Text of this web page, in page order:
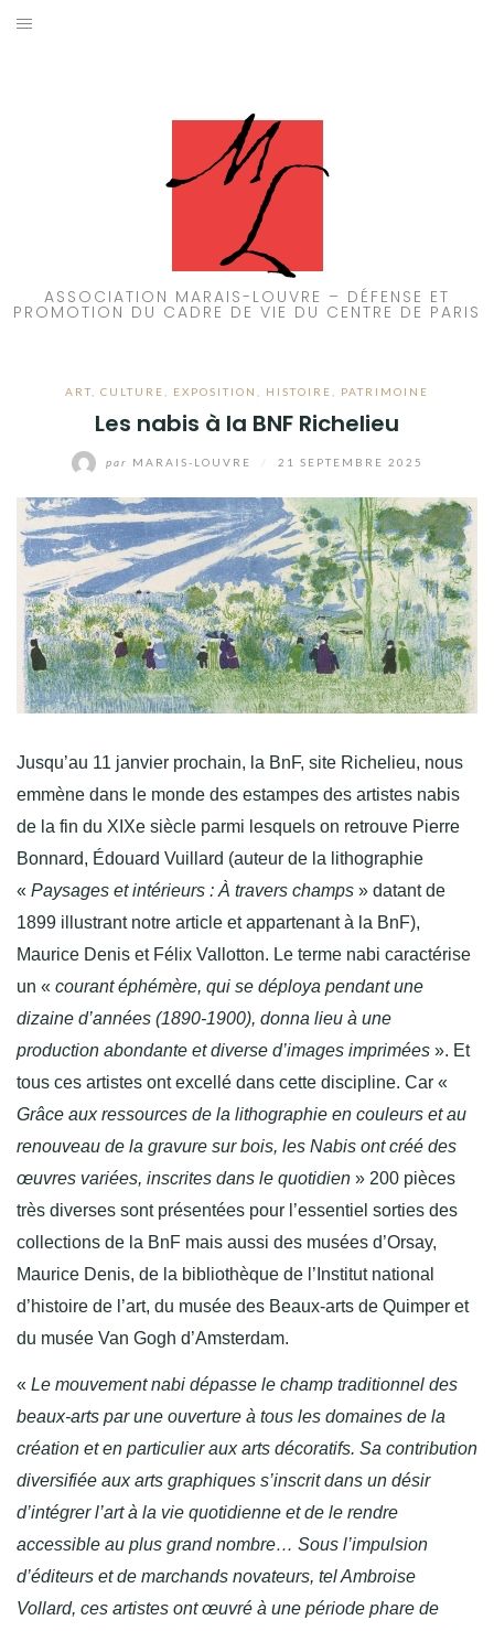
Aller
ASSOCIATION MARAIS-LOUVRE – DÉFENSE ET
PROMOTION DU CADRE DE VIE DU CENTRE DE PARIS
ART CULTURE EXPOSITION HISTOIRE PATRIMOINE
Les nabis à la BNF Richelieu
par MARAIS-LOUVRE 21 SEPTEMBRE 2025
Jusqu’au 11 janvier prochain, la BnF, site Richelieu, nous
emmène dans le monde des estampes des artistes nabis
de la fin du XIXe siècle parmi lesquels on retrouve Pierre
Bonnard, Édouard Vuillard (auteur de la lithographie
« Paysages et intérieurs : À travers champs » datant de
1899 illustrant notre article et appartenant à la BnF),
Maurice Denis et Félix Vallotton. Le terme nabi caractérise
un « courant éphémère, qui se déploya pendant une
dizaine d’années (1890-1900), donna lieu à une
production abondante et diverse d’images imprimées ». Et
tous ces artistes ont excellé dans cette discipline. Car «
Grâce aux ressources de la lithographie en couleurs et au
renouveau de la gravure sur bois, les Nabis ont créé des
œuvres variées, inscrites dans le quotidien » 200 pièces
très diverses sont présentées pour l’essentiel sorties des
collections de la BnF mais aussi des musées d’Orsay,
Maurice Denis, de la bibliothèque de l’Institut national
d’histoire de l’art, du musée des Beaux-arts de Quimper et
du musée Van Gogh d’Amsterdam.
« Le mouvement nabi dépasse le champ traditionnel des
beaux-arts par une ouverture à tous les domaines de la
création et en particulier aux arts décoratifs. Sa contribution
diversifiée aux arts graphiques s’inscrit dans un désir
d’intégrer l’art à la vie quotidienne et de le rendre
accessible au plus grand nombre… Sous l’impulsion
d’éditeurs et de marchands novateurs, tel Ambroise
Vollard, ces artistes ont œuvré à une période phare de